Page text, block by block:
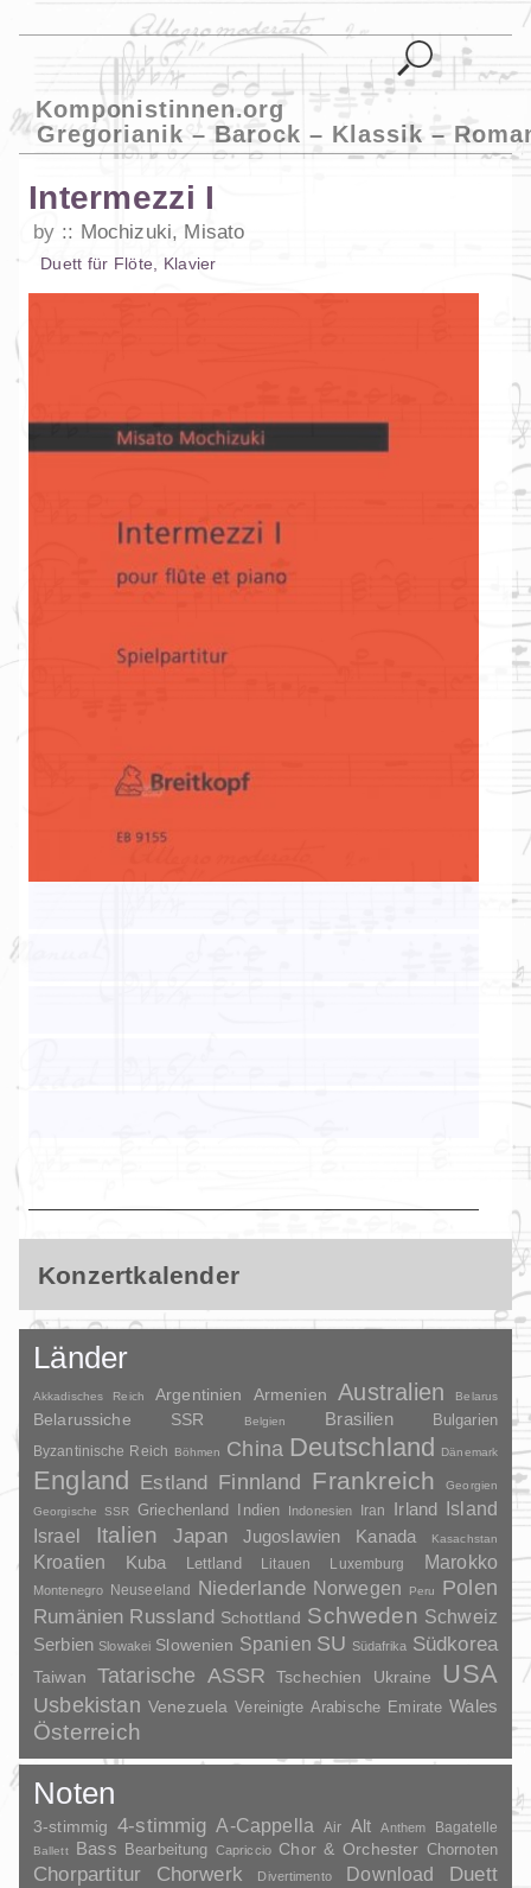
Komponistinnen.org
Gregorianik – Barock – Klassik –
Intermezzi I
by Mochizuki, Misato
Duett für Flöte Klavier
Konzertkalender
Länder
Akkadisches Reich Argentinien Armenien Australien Belarus
Belarussiche SSR Belgien Brasilien Bulgarien
Byzantinische Reich Böhmen China Deutschland Dänemark
England Estland Finnland Frankreich
Georgien
Georgische SSR
Griechenland Indien Indonesien Iran Irland
Island
Israel
Italien Japan Jugoslawien Kanada Kasachstan
Kroatien Kuba Lettland Litauen Luxemburg Marokko
Montenegro Neuseeland Niederlande Norwegen Peru
Polen
Rumänien Russland Schottland Schweden Schweiz
Serbien Slowakei Slowenien Spanien SU Südafrika Südkorea
Taiwan Tatarische ASSR Tschechien Ukraine USA
Usbekistan Venezuela Vereinigte Arabische Emirate Wales
Österreich
Noten
3-stimmig 4-stimmig A-Cappella Air Alt Anthem Bagatelle
Ballett Bass Bearbeitung Capriccio Chor & Orchester Chornoten
Chorpartitur Chorwerk Divertimento Download
Duett